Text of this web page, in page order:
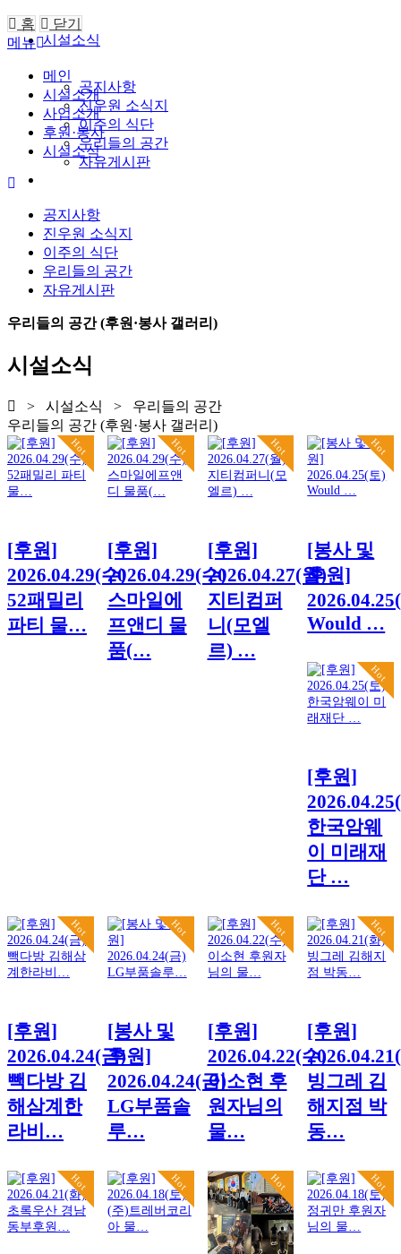
시설소식
공지사항
진우원 소식지
이주의 식단
우리들의 공간
자유게시판
홈
닫기
메뉴
메인
시설소개
사업소개
후원·봉사
시설소식
공지사항
진우원 소식지
이주의 식단
우리들의 공간
자유게시판
우리들의 공간 (후원·봉사 갤러리)
시설소식
> 시설소식 > 우리들의 공간
우리들의 공간 (후원·봉사 갤러리)
Hot
[후원]
2026.04.29(수)
52패밀리
파티 물…
Hot
[후원]
2026.04.29(수)
스마일에
프앤디 물
품(…
Hot
[후원]
2026.04.27(월)
지티컴퍼
니(모엘
르) …
Hot
[봉사 및
후원]
Would …
Hot
[후원]
한국암웨
이 미래재
단 …
Hot
[후원]
2026.04.24(금)
빽다방 김
해삼계한
라비…
Hot
[봉사 및
후원]
2026.04.24(금)
LG부품솔
루…
Hot
[후원]
2026.04.22(수)
이소현 후
원자님의
물…
Hot
[후원]
빙그레 김
해지점 박
동…
Hot Hot Hot Hot